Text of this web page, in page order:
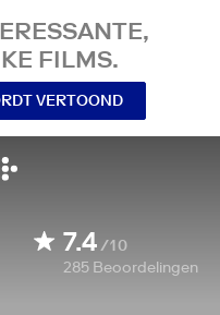
FILMS.
VERTOOND
7.4/10
285 Beoordelingen